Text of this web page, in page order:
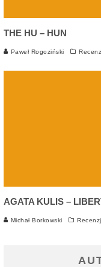
THE HU – HUN
Paweł Rogoziński
AGATA KULIS –
Michał Borkowski